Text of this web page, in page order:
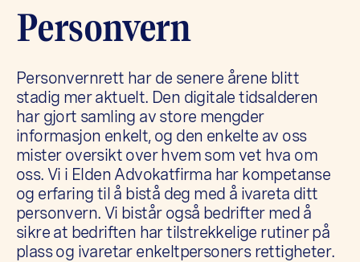
Per­son­vern
Personvernrett har de senere årene blitt
stadig mer aktuelt. Den digitale tidsalderen
har gjort samling av store mengder
informasjon enkelt, og den enkelte av oss
mister oversikt over hvem som vet hva om
oss. Vi i Elden Advokatfirma har kompetanse
og erfaring til å bistå deg med å ivareta ditt
personvern. Vi bistår også bedrifter med å
sikre at bedriften har tilstrekkelige rutiner på
plass og ivaretar enkeltpersoners rettigheter.